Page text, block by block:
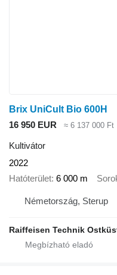
Brix UniCult Bio 600H
16 950 EUR
≈ 6 137 000 Ft
Kultivátor
2022
Hatóterület 6 000 m
Németország, Sterup
Raiffeisen Technik